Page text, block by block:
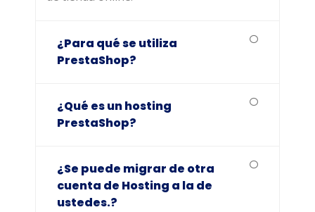
¿Para qué se utiliza
PrestaShop?
¿Qué es un hosting
PrestaShop?
¿Se puede migrar de otra
cuenta de Hosting a la de
ustedes.?